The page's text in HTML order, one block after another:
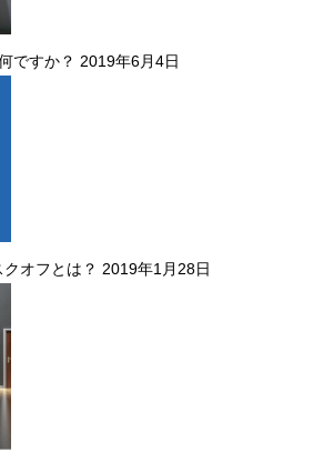
ですか？ 2019年6月4日
オフとは？ 2019年1月28日